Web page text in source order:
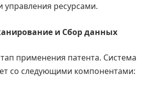
управления ресурсами.
и Сбор данных
применения патента. Система
со следующими компонентами: